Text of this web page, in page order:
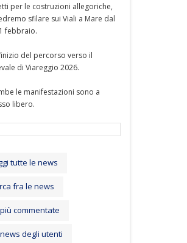
per le costruzioni allegoriche,
sfilare sui Viali a Mare dal
febbraio.
del percorso verso il
di Viareggio 2026.
le manifestazioni sono a
libero.
tutte le news
fra le news
commentate
degli utenti